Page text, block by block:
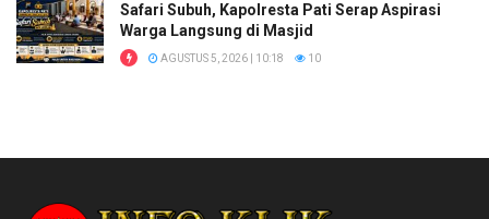
Safari Subuh, Kapolresta Pati Serap Aspirasi
Warga Langsung di Masjid
AGUSTUS 5, 2026 | 10:18 10